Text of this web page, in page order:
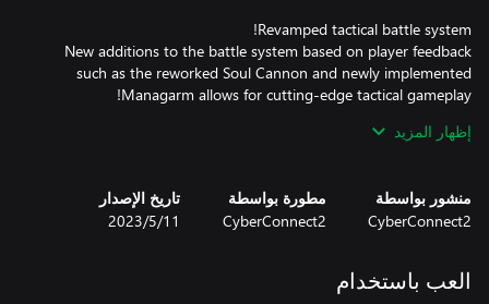
New additions to the battle system based on player feedback
such as the reworked Soul Cannon and newly implemented
changing how events play out. You are the author of your own
إظهار المزيد
منشور بواسطة
CyberConnect2
مطورة بواسطة
CyberConnect2
تاريخ الإصدار
11‏/5‏/2023
العب باستخدام